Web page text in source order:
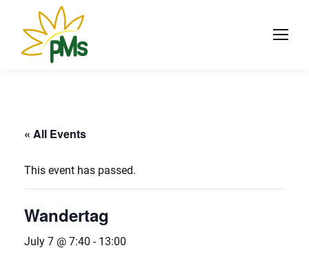
« All Events
This event has passed.
Wandertag
July 7 @ 7:40 - 13:00